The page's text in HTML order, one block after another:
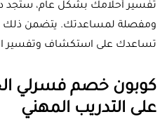
تفسير أحلامك بشكل عام، ستجد
ومفصلة لمساعدتك. يتضمن ذلك
تساعدك على استكشاف وتفسير
على التدريب المهني